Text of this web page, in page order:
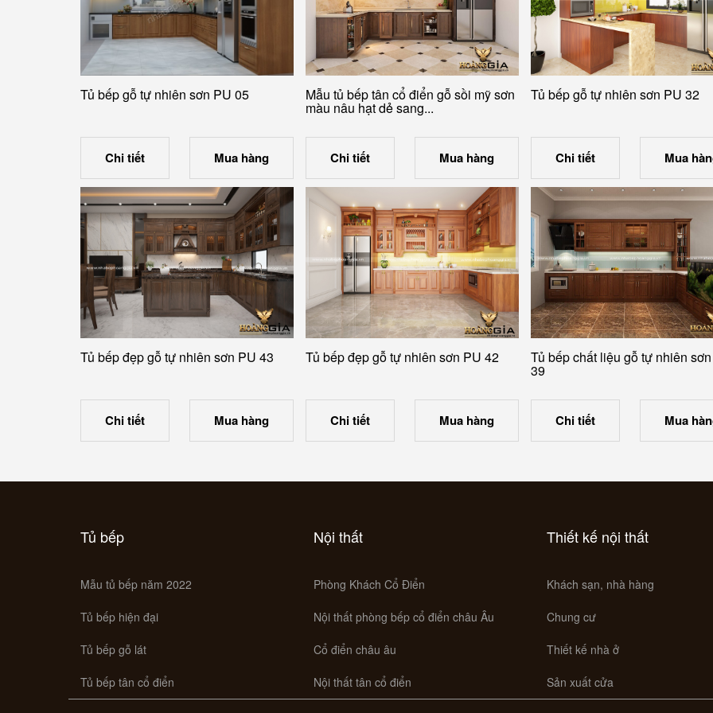
Tủ bếp gỗ tự nhiên sơn PU 05
Chi tiết Mua hàng
Mẫu tủ bếp tân cổ điển gỗ sồi mỹ sơn
màu nâu hạt dẻ sang...
Chi tiết Mua hàng
Tủ bếp gỗ tự nhiên sơn PU 32
Chi tiết Mua
Tủ bếp đẹp gỗ tự nhiên sơn PU 43
Chi tiết Mua hàng
Tủ bếp đẹp gỗ tự nhiên sơn PU 42
Chi tiết Mua hàng
Tủ bếp chất liệu gỗ tự nhiên
39
Chi tiết Mua
Tủ bếp
Mẫu tủ bếp năm 2022
Tủ bếp hiện đại
Tủ bếp gỗ lát
Tủ bếp tân cổ điển
Nội thất
Phòng Khách Cổ Điển
Nội thất phòng bếp cổ điển châu Âu
Cổ điển châu âu
Nội thất tân cổ điển
Thiết kế nội thất
Khách sạn, nhà hàng
Chung cư
Thiết kế nhà ở
Sản xuất cửa